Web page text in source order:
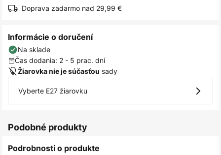
Doprava zadarmo nad 29,99 €
Informácie o doručení
Na sklade
Čas dodania: 2 - 5 prac. dní
Žiarovka nie je súčasťou sady
Vyberte E27 žiarovku
Podobné produkty
Podrobnosti o produkte